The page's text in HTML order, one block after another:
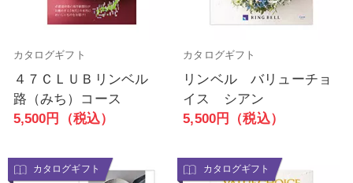
カタログギフト
４７ＣＬＵＢリンベル
路（みち）コース
5,500円（税込）
カタログギフト
リンベル バリューチョ
イス シアン
5,500円（税込）
カタログギフト カタログギフト